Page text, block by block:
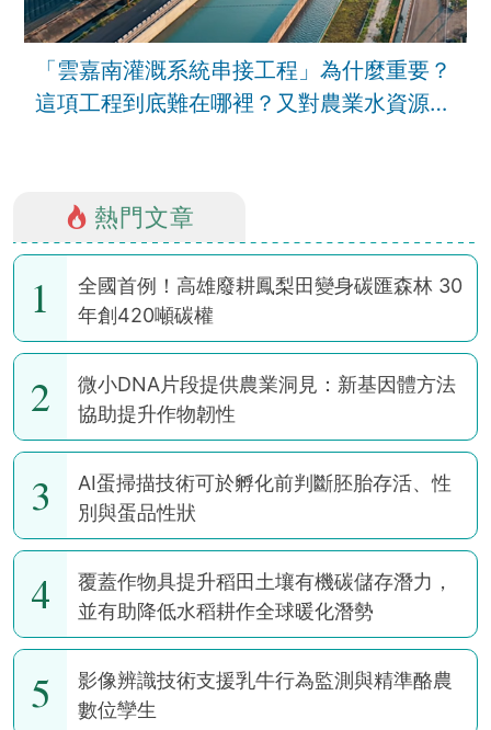
「雲嘉南灌溉系統串接工程」為什麼重要？
這項工程到底難在哪裡？又對農業水資源韌
熱門文章
1
全國首例！高雄廢耕鳳梨田變身碳匯森林 30
年創420噸碳權
2
微小DNA片段提供農業洞見：新基因體方法
協助提升作物韌性
3
AI蛋掃描技術可於孵化前判斷胚胎存活、性
別與蛋品性狀
4
覆蓋作物具提升稻田土壤有機碳儲存潛力，
並有助降低水稻耕作全球暖化潛勢
5
影像辨識技術支援乳牛行為監測與精準酪農
數位孿生